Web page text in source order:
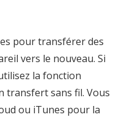
pour transférer des
vers le nouveau. Si
la fonction
transfert sans fil. Vous
ou iTunes pour la